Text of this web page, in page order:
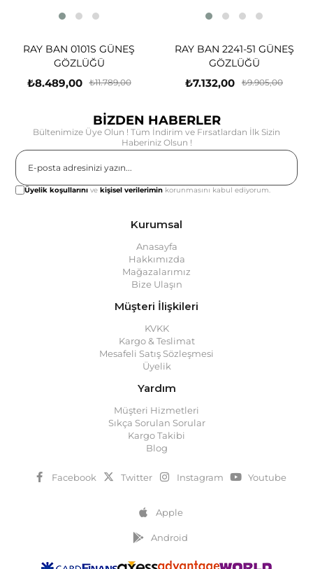
RAY BAN 0101S GÜNEŞ
GÖZLÜĞÜ
₺8.489,00 ₺11.789,00
RAY BAN 2241-51 GÜNEŞ
GÖZLÜĞÜ
₺7.132,00 ₺9.905,00
BİZDEN HABERLER
Bültenimize Üye Olun ! Tüm İndirim ve Fırsatlardan İlk Sizin
Haberiniz Olsun !
Üyelik koşullarını vekişisel verilerimin korunmasını kabul ediyorum.
Kurumsal
Anasayfa
Hakkımızda
Mağazalarımız
Bize Ulaşın
Müşteri İlişkileri
KVKK
Kargo & Teslimat
Mesafeli Satış Sözleşmesi
Üyelik
Yardım
Müşteri Hizmetleri
Sıkça Sorulan Sorular
Kargo Takibi
Blog
Facebook Twitter Instagram Youtube
Apple
Android